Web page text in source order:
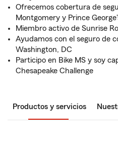
Ofrecemos cobertura de
Montgomery y Prince
Miembro activo de Sunrise
Ayudamos con el seguro de
Washington, DC
Participo en Bike MS y soy
Chesapeake Challenge
Productos y servicios